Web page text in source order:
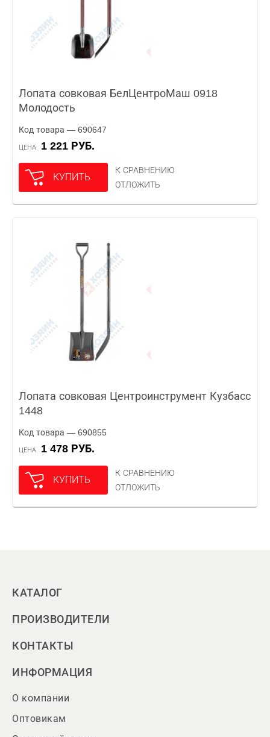
Лопата совковая БелЦентроМаш 0918
Молодость
Код товара — 690647
ЦЕНА 1 221 РУБ.
КУПИТЬ
К СРАВНЕНИЮ
ОТЛОЖИТЬ
Лопата совковая Центроинструмент Кузбасс
1448
Код товара — 690855
ЦЕНА 1 478 РУБ.
КУПИТЬ
К СРАВНЕНИЮ
ОТЛОЖИТЬ
КАТАЛОГ
ПРОИЗВОДИТЕЛИ
КОНТАКТЫ
ИНФОРМАЦИЯ
О компании
Оптовикам